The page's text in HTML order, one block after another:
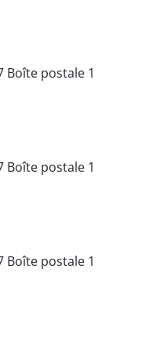
Boîte postale 1
Boîte postale 1
Boîte postale 1